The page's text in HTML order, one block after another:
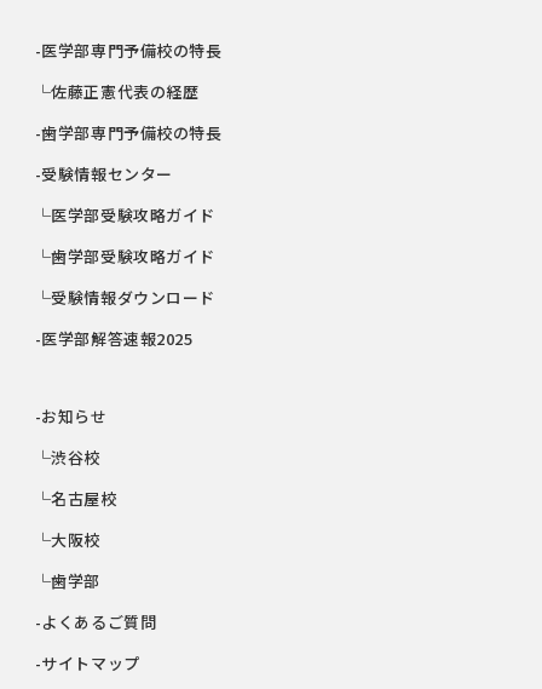
-医学部専門予備校の特長
└佐藤正憲代表の経歴
-歯学部専門予備校の特長
-受験情報センター
└医学部受験攻略ガイド
└歯学部受験攻略ガイド
└受験情報ダウンロード
-医学部解答速報2025
-お知らせ
└渋谷校
└名古屋校
└大阪校
└歯学部
-よくあるご質問
-サイトマップ